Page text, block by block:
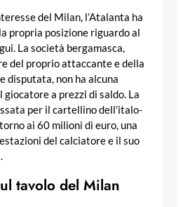
del Milan, l’Atalanta ha
propria posizione riguardo al
La società bergamasca,
del proprio attaccante e della
disputata, non ha alcuna
a prezzi di saldo. La
per il cartellino dell’italo-
ai 60 milioni di euro, una
del calciatore e il suo
tavolo del Milan